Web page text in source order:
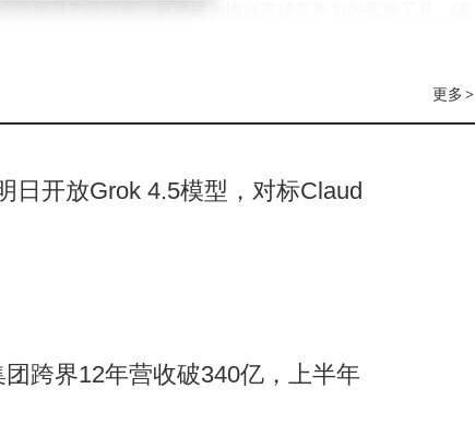
业提升产品良率，更将成为增强市场竞争力的重要工具。随
更多 >
日开放Grok 4.5模型，对标Claud
跨界12年营收破340亿，上半年